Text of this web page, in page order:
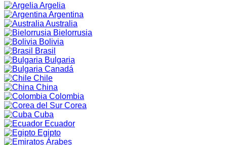
Argelia
Argentina
Australia
Bielorrusia
Bolivia
Brasil
Bulgaria
Canadá
Chile
China
Colombia
Corea
Cuba
Ecuador
Egipto